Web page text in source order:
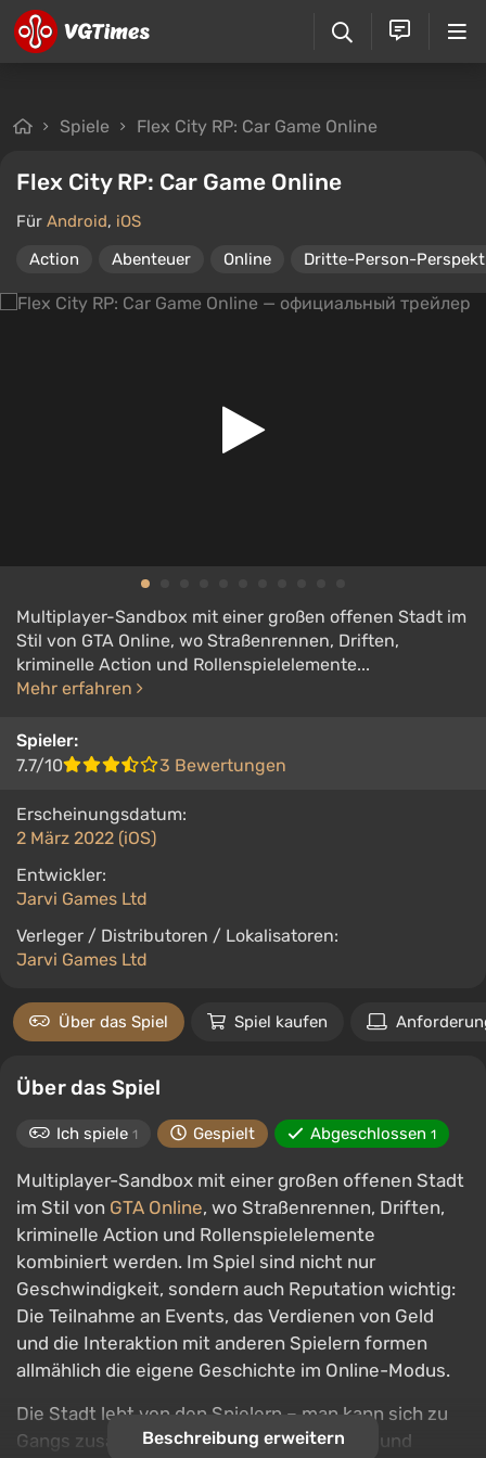
Spiele Flex City RP: Car Game Online
Flex City RP: Car Game Online
Für Android, iOS
Action
Abenteuer Online Dritte-Person-
Multiplayer-Sandbox mit einer großen offenen Stadt im
Stil von GTA Online, wo Straßenrennen, Driften,
kriminelle Action und Rollenspielelemente...
Mehr erfahren
Spieler:
7.7/10
3 Bewertungen
Erscheinungsdatum:
2 März 2022 (iOS)
Entwickler:
Jarvi Games Ltd
Verleger / Distributoren / Lokalisatoren:
Jarvi Games Ltd
Über das Spiel Spiel kaufen
Über das Spiel
Ich spiele 1 Gespielt Abgeschlossen 1
Multiplayer-Sandbox mit einer großen offenen Stadt
im Stil von GTA Online, wo Straßenrennen, Driften,
kriminelle Action und Rollenspielelemente
kombiniert werden. Im Spiel sind nicht nur
Geschwindigkeit, sondern auch Reputation wichtig:
Die Teilnahme an Events, das Verdienen von Geld
und die Interaktion mit anderen Spielern formen
allmählich die eigene Geschichte im Online-Modus.
Die Stadt lebt von den Spielern – man kann sich zu
Gangs zusammenschließen, Autos kaufen und
Beschreibung erweitern